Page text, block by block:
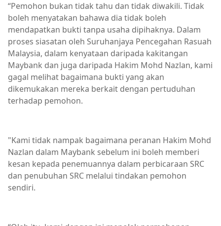
“Pemohon bukan tidak tahu dan tidak diwakili. Tidak
boleh menyatakan bahawa dia tidak boleh
mendapatkan bukti tanpa usaha dipihaknya. Dalam
proses siasatan oleh Suruhanjaya Pencegahan Rasuah
Malaysia, dalam kenyataan daripada kakitangan
Maybank dan juga daripada Hakim Mohd Nazlan, kami
gagal melihat bagaimana bukti yang akan
dikemukakan mereka berkait dengan pertuduhan
terhadap pemohon.
"Kami tidak nampak bagaimana peranan Hakim Mohd
Nazlan dalam Maybank sebelum ini boleh memberi
kesan kepada penemuannya dalam perbicaraan SRC
dan penubuhan SRC melalui tindakan pemohon
sendiri.